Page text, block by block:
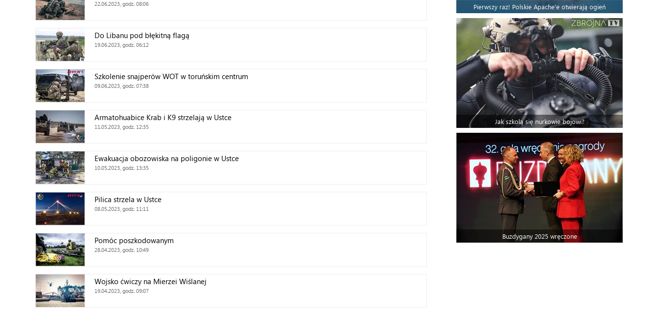
22.06.2023, godz. 08:06
Do Libanu pod błękitną flagą
19.06.2023, godz. 06:12
Szkolenie snajperów WOT w toruńskim centrum
09.06.2023, godz. 07:38
Armatohuabice Krab i K9 strzelają w Ustce
11.05.2023, godz. 12:35
Ewakuacja obozowiska na poligonie w Ustce
10.05.2023, godz. 13:35
Pilica strzela w Ustce
08.05.2023, godz. 11:11
Pomóc poszkodowanym
28.04.2023, godz. 10:49
Wojsko ćwiczy na Mierzei Wiślanej
19.04.2023, godz. 09:07
Pierwszy raz! Polskie Apache’e otwierają ogień
Jak szkolą się nurkowie bojowi?
Buzdygany 2025 wręczone